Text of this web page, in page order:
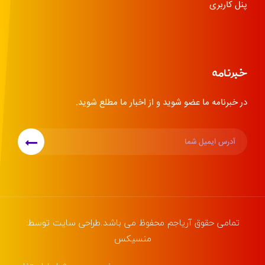
پنل کاربری
خبرنامه
در خبرنامه ما عضو شوید و از اخبار ما مطلع شوید.
تمامی حقوقآریاجم محفوظ می باشد.طراحی سایت توسط:
منسیکس